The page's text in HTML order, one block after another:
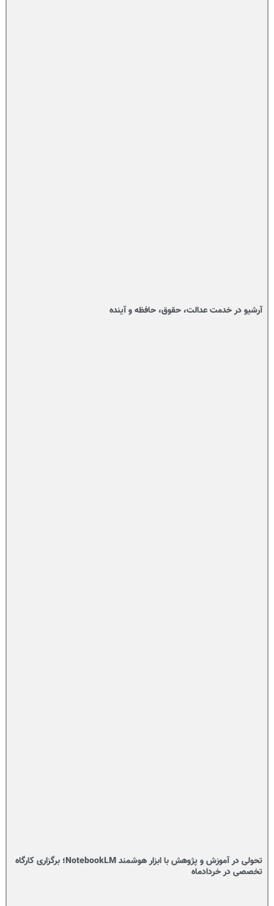
آرشیو در خدمت عدالت، حقوق، حافظه و آینده‌
تحولی در آموزش و پژوهش با ابزار هوشمند NotebookLM؛ برگزاری کارگاه
تخصصی در خردادماه